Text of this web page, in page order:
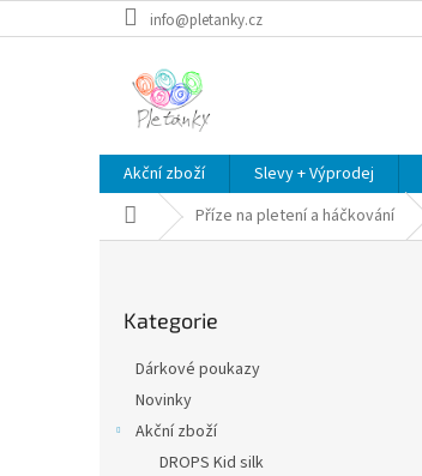
na
info@pletanky.cz
Akční zboží Slevy + Výprodej
Domů Příze na pletení a háčkování
kategorie
Kategorie
Dárkové poukazy
Novinky
Akční zboží
DROPS Kid silk